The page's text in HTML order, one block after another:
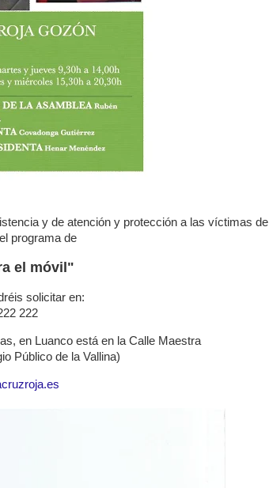
y de atención y protección a las víctimas de
programa de
el móvil"
solicitar en:
222
en Luanco está en la Calle Maestra
Público de la Vallina)